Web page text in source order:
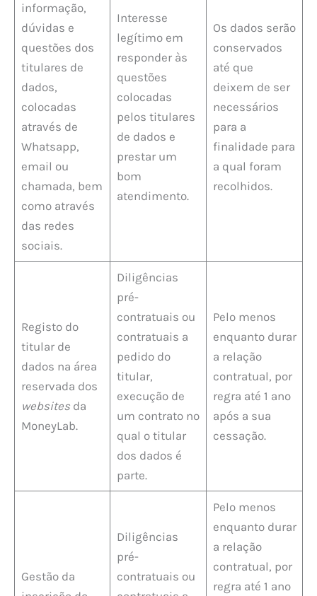
informação,
dúvidas e
questões dos
titulares de
dados,
colocadas
através de
Whatsapp,
email ou
chamada, bem
como através
das redes
sociais.
Interesse
legítimo em
responder às
questões
colocadas
pelos titulares
de dados e
prestar um
bom
atendimento.
Os dados serão
conservados
até que
deixem de ser
necessários
para a
finalidade para
a qual foram
recolhidos.
Registo do
titular de
dados na área
reservada dos
websites da
MoneyLab.
Diligências
pré-
contratuais ou
contratuais a
pedido do
titular,
execução de
um contrato no
qual o titular
dos dados é
parte.
Pelo menos
enquanto durar
a relação
contratual, por
regra até 1 ano
após a sua
cessação.
Gestão da
Diligências
pré-
contratuais ou
Pelo menos
enquanto durar
a relação
contratual, por
regra até 1 ano